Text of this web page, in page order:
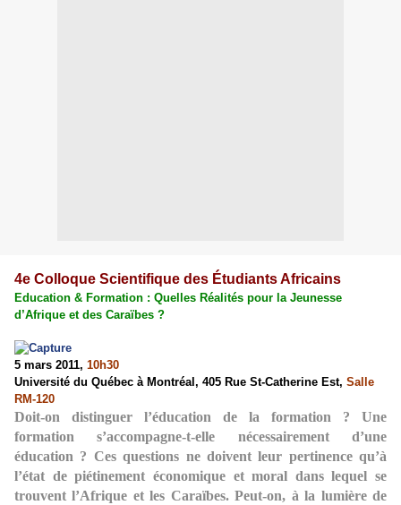
4e Colloque Scientifique des Étudiants Africains
Education & Formation : Quelles Réalités pour la Jeunesse
d’Afrique et des Caraïbes ?
5 mars 2011, 10h30
Université du Québec à Montréal, 405 Rue St-Catherine Est, Salle
RM-120
Doit-on distinguer l’éducation de la formation ? Une
formation s’accompagne-t-elle nécessairement d’une
éducation ? Ces questions ne doivent leur pertinence qu’à
l’état de piétinement économique et moral dans lequel se
trouvent l’Afrique et les Caraïbes. Peut-on, à la lumière de